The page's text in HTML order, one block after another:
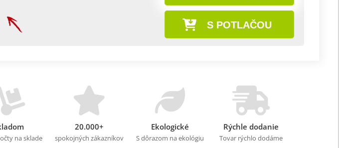
S POTLAČOU
na sklade
20.000+
spokojných zákazníkov
Ekologické
S dôrazom na ekológiu
Rýchle dodanie
Tovar rýchlo dodáme